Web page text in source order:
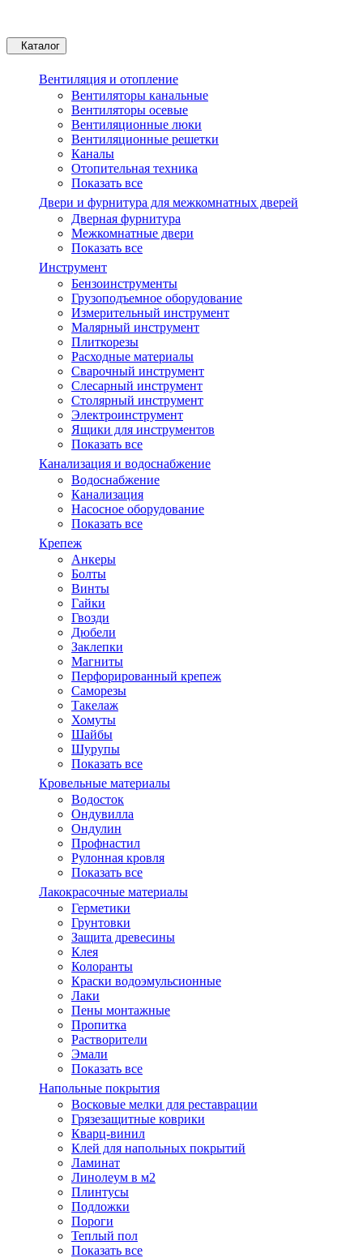
Каталог
Вентиляция и отопление
Вентиляторы канальные
Вентиляторы осевые
Вентиляционные люки
Вентиляционные решетки
Каналы
Отопительная техника
Показать все
Двери и фурнитура для межкомнатных дверей
Дверная фурнитура
Межкомнатные двери
Показать все
Инструмент
Бензоинструменты
Грузоподъемное оборудование
Измерительный инструмент
Малярный инструмент
Плиткорезы
Расходные материалы
Сварочный инструмент
Слесарный инструмент
Столярный инструмент
Электроинструмент
Ящики для инструментов
Показать все
Канализация и водоснабжение
Водоснабжение
Канализация
Насосное оборудование
Показать все
Крепеж
Анкеры
Болты
Винты
Гайки
Гвозди
Дюбели
Заклепки
Магниты
Перфорированный крепеж
Саморезы
Такелаж
Хомуты
Шайбы
Шурупы
Показать все
Кровельные материалы
Водосток
Ондувилла
Ондулин
Профнастил
Рулонная кровля
Показать все
Лакокрасочные материалы
Герметики
Грунтовки
Защита древесины
Клея
Колоранты
Краски водоэмульсионные
Лаки
Пены монтажные
Пропитка
Растворители
Эмали
Показать все
Напольные покрытия
Восковые мелки для реставрации
Грязезащитные коврики
Кварц-винил
Клей для напольных покрытий
Ламинат
Линолеум в м2
Плинтусы
Подложки
Пороги
Теплый пол
Показать все